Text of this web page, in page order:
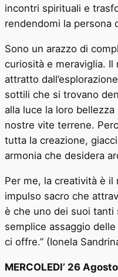
incontri spirituali e
rendendomi la persona
Sono un arazzo di
curiosità e meraviglia.
attratto
sottili che si trovano
alla luce la loro
nostre vite terrene.
tutta la creazione,
armonia che desidera
Per me, la creatività è il
impulso sacro che
è che uno dei suoi tanti
semplice assaggio
ci offre.” (Ionela
MERCOLEDI’ 26